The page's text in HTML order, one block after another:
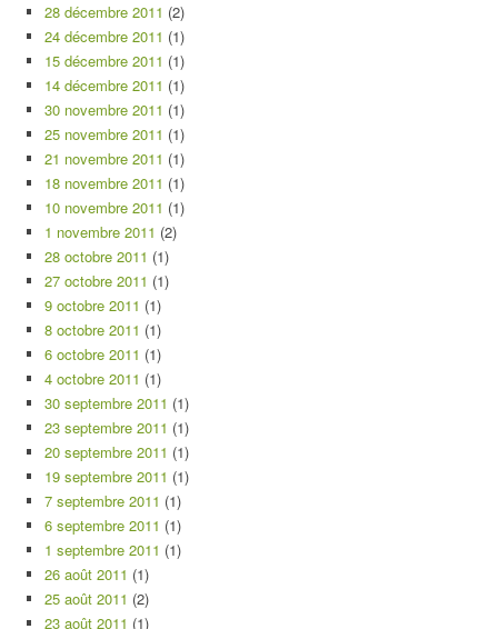
28 décembre 2011 (2)
24 décembre 2011 (1)
15 décembre 2011 (1)
14 décembre 2011 (1)
30 novembre 2011 (1)
25 novembre 2011 (1)
21 novembre 2011 (1)
18 novembre 2011 (1)
10 novembre 2011 (1)
1 novembre 2011 (2)
28 octobre 2011 (1)
27 octobre 2011 (1)
9 octobre 2011 (1)
8 octobre 2011 (1)
6 octobre 2011 (1)
4 octobre 2011 (1)
30 septembre 2011 (1)
23 septembre 2011 (1)
20 septembre 2011 (1)
19 septembre 2011 (1)
7 septembre 2011 (1)
6 septembre 2011 (1)
1 septembre 2011 (1)
26 août 2011 (1)
25 août 2011 (2)
23 août 2011 (1)